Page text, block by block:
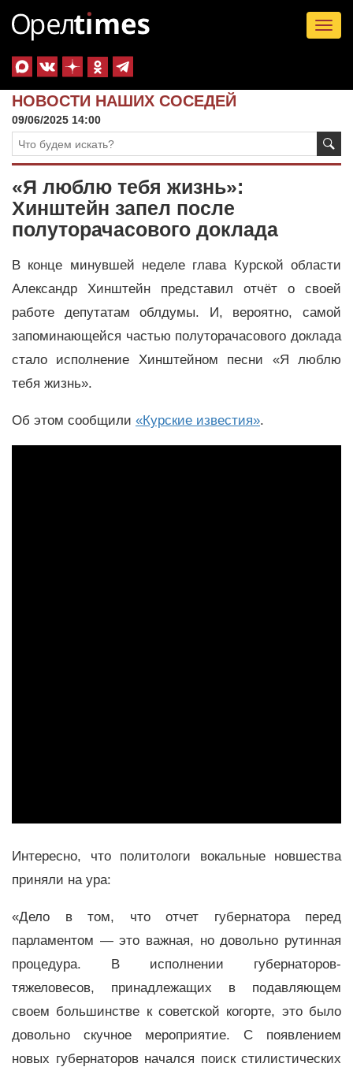
НОВОСТИ НАШИХ СОСЕДЕЙ
09/06/2025 14:00
«Я люблю тебя жизнь»:
Хинштейн запел после
полуторачасового доклада
В конце минувшей неделе глава Курской области
Александр Хинштейн представил отчёт о своей
работе депутатам облдумы. И, вероятно, самой
запоминающейся частью полуторачасового доклада
стало исполнение Хинштейном песни «Я люблю
тебя жизнь».
Об этом сообщили «Курские известия».
Интересно, что политологи вокальные новшества
приняли на ура:
«Дело в том, что отчет губернатора перед
парламентом — это важная, но довольно рутинная
процедура. В исполнении губернаторов-
тяжеловесов, принадлежащих в подавляющем
своем большинстве к советской когорте, это было
довольно скучное мероприятие. С появлением
новых губернаторов начался поиск стилистических